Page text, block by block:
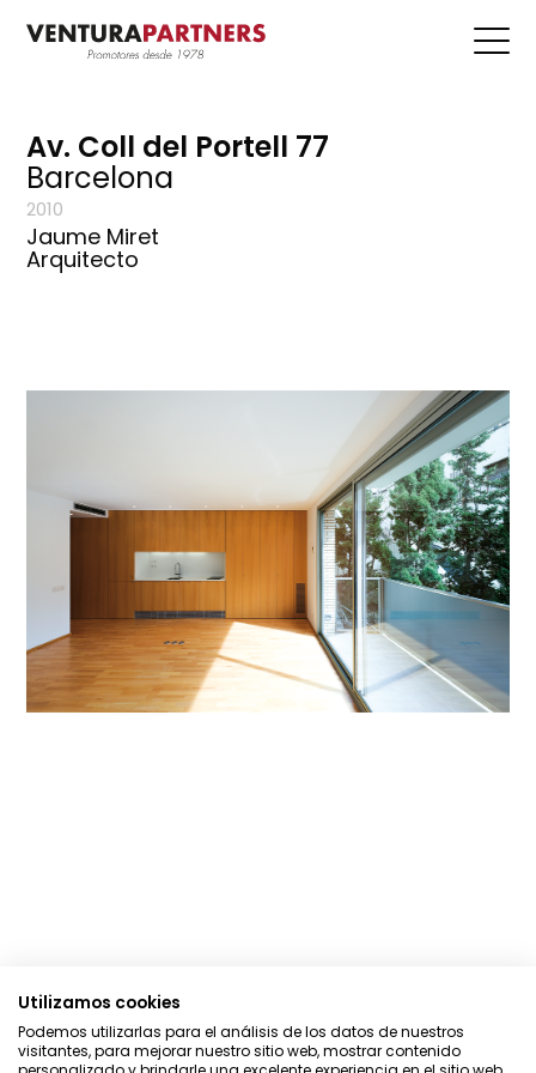
Av. Coll del Portell 77
Barcelona
2010
Jaume Miret
Arquitecto
Utilizamos cookies
Podemos utilizarlas para el análisis de los datos de nuestros
visitantes, para mejorar nuestro sitio web, mostrar contenido